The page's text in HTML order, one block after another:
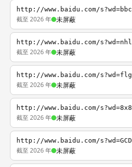
http://www.baidu.com/s?wd=bbc
截至 2026 年 未屏蔽
http://www.baidu.com/s?wd=nhl
截至 2026 年 未屏蔽
http://www.baidu.com/s?wd=flg
截至 2026 年 未屏蔽
http://www.baidu.com/s?wd=8x8
截至 2026 年 未屏蔽
http://www.baidu.com/s?wd=GCD
截至 2026 年 未屏蔽